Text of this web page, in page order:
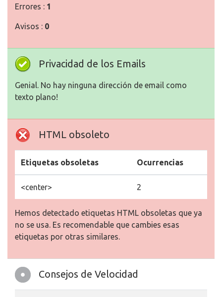
Errores : 1
Avisos : 0
Privacidad de los Emails
Genial. No hay ninguna dirección de email como
texto plano!
HTML obsoleto
Etiquetas obsoletas Ocurrencias
<center> 2
Hemos detectado etiquetas HTML obsoletas que ya
no se usa. Es recomendable que cambies esas
etiquetas por otras similares.
Consejos de Velocidad